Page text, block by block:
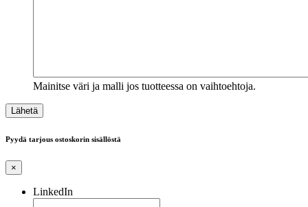
Mainitse väri ja malli jos tuotteessa on vaihtoehtoja.
Pyydä tarjous ostoskorin sisällöstä
×
LinkedIn